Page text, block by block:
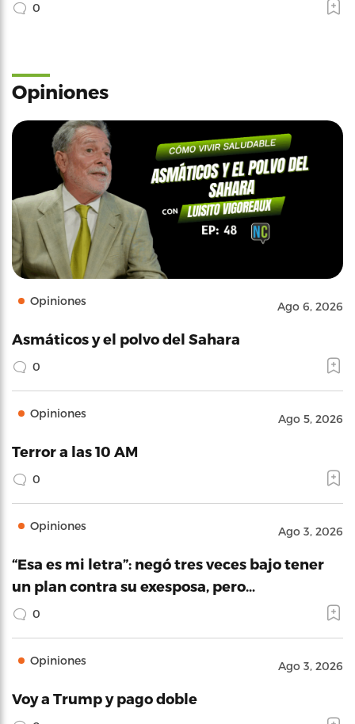
0
Opiniones
Opiniones Ago 6, 2026
Asmáticos y el polvo del Sahara
0
Opiniones Ago 5, 2026
Terror a las 10 AM
0
Opiniones Ago 3, 2026
“Esa es mi letra”: negó tres veces bajo tener
un plan contra su exesposa, pero…
0
Opiniones Ago 3, 2026
Voy a Trump y pago doble